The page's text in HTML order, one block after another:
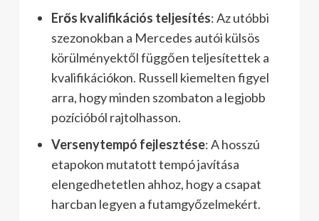
Erős kvalifikációs teljesítés: Az utóbbi
szezonokban a Mercedes autói külsös
körülményektől függően teljesítettek a
kvalifikációkon. Russell kiemelten figyel
arra, hogy minden szombaton a legjobb
pozícióból rajtolhasson.
Versenytempó fejlesztése: A hosszú
etapokon mutatott tempó javítása
elengedhetetlen ahhoz, hogy a csapat
harcban legyen a futamgyőzelmekért.